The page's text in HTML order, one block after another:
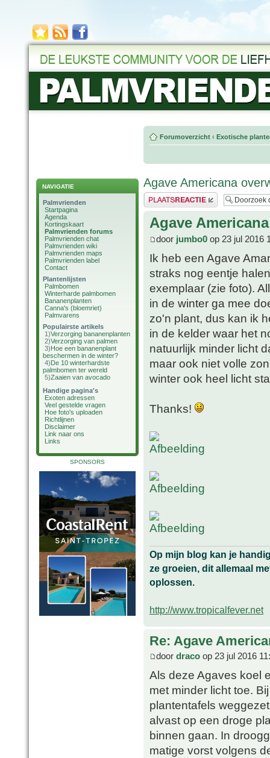
NAVIGATIE
Palmvrienden
Startpagina
Agenda
Kortingskaart
Palmvrienden forums
Palmvrienden chat
Palmvrienden wiki
Palmvrienden maps
Palmvrienden label
Contact
Plantenlijsten
Palmbomen
Winterharde palmbomen
Bananenplanten
Canna's (bloemriet)
Palmvarens
Populairste artikels
1)Verzorging bananenplanten
2)Verzorging van palmen
3)Hoe een bananenplant
beschermen in de winter?
4)De 10 winterhardste
palmbomen ter wereld
5)Zaaien van avocado
Handige pagina's
Exoten adressen
Veel gestelde vragen
Hoe foto's uploaden
Richtlijnen
Disclaimer
Link naar ons
Links
SPONSORS
Forumoverzicht ‹ Exotische
Agave Americana
Plaats een reactie
Agave
door jumbo0 op 23 jul 2016
Ik heb een Agave
straks nog eentje
exemplaar (zie foto).
in de winter ga mee
zo'n plant, dus kan ik
in de kelder waar het
natuurlijk minder licht
maar ook niet volle
winter ook heel licht
Thanks!
Op mijn blog kan je
ze groeien, dit allemaal
oplossen.
http://www.tropicalfever.net
Re: Agave
door draco op 23 jul 2016
Als deze Agaves koel
met minder licht toe.
plantentafels
alvast op een droge
binnen gaan. In
matige vorst volgens